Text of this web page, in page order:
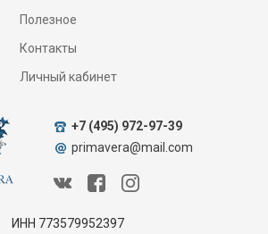
Полезное
Контакты
Личный кабинет
ИНН 773579952397
+7 (495) 972-97-39
primavera@mail.com